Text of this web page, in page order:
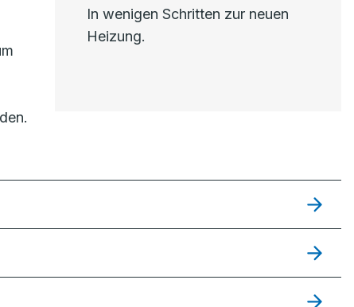
In wenigen Schritten zur neuen
Heizung.